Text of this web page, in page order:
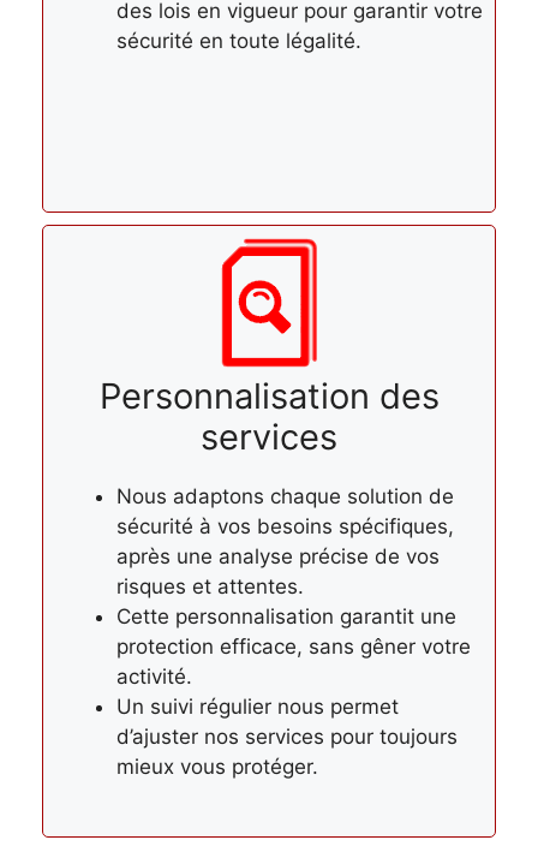
des lois en vigueur pour garantir votre
sécurité en toute légalité.
Personnalisation des
services
Nous adaptons chaque solution de
sécurité à vos besoins spécifiques,
après une analyse précise de vos
risques et attentes.
Cette personnalisation garantit une
protection efficace, sans gêner votre
activité.
Un suivi régulier nous permet
d’ajuster nos services pour toujours
mieux vous protéger.